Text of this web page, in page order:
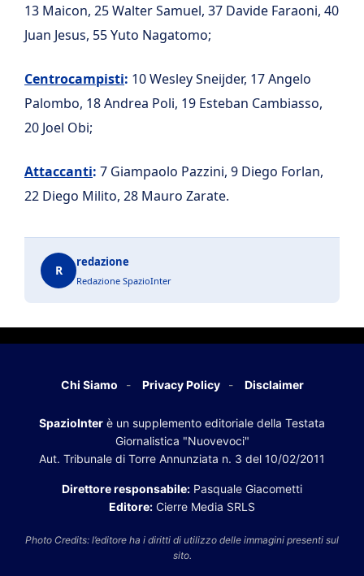
13 Maicon, 25 Walter Samuel, 37 Davide Faraoni, 40
Juan Jesus, 55 Yuto Nagatomo;
Centrocampisti: 10 Wesley Sneijder, 17 Angelo
Palombo, 18 Andrea Poli, 19 Esteban Cambiasso,
20 Joel Obi;
Attaccanti: 7 Giampaolo Pazzini, 9 Diego Forlan,
22 Diego Milito, 28 Mauro Zarate.
R
redazione
Redazione SpazioInter
Chi Siamo Privacy Policy Disclaimer
SpazioInter è un supplemento editoriale della Testata
Giornalistica "Nuovevoci"
Aut. Tribunale di Torre Annunziata n. 3 del 10/02/2011
Direttore responsabile: Pasquale Giacometti
Editore: Cierre Media SRLS
Photo Credits: l’editore ha i diritti di utilizzo delle immagini presenti sul
sito.